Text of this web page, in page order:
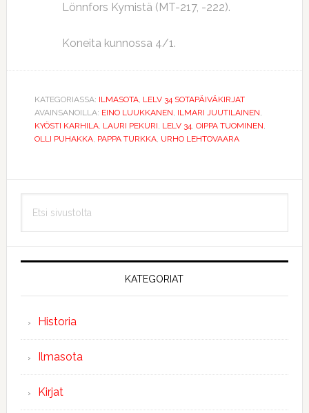
Lönnfors Kymistä (MT-217, -222).
Koneita kunnossa 4/1.
KATEGORIASSA: ILMASOTA, LELV 34 SOTAPÄIVÄKIRJAT
AVAINSANOILLA: EINO LUUKKANEN, ILMARI JUUTILAINEN,
KYÖSTI KARHILA, LAURI PEKURI, LELV 34, OIPPA TUOMINEN,
OLLI PUHAKKA, PAPPA TURKKA, URHO LEHTOVAARA
Ensisijainen
sivupalkki
sivustolta
KATEGORIAT
Historia
Ilmasota
Kirjat